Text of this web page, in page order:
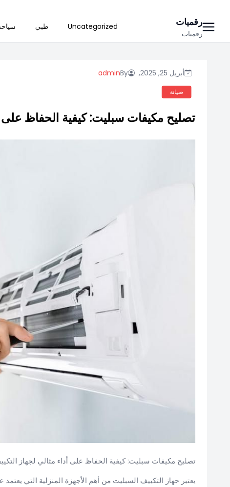
content
رقميات
رقميات
Uncategorized طبي
أبريل 25, 2025, By
admin
صيانة
تصليح مكيفات سبليت: كيفية الحفاظ على
تصليح مكيفات سبليت: كيفية الحفاظ على أداء مثالي لجهاز
يعتبر جهاز التكييف السبليت من أهم الأجهزة المنزلية التي